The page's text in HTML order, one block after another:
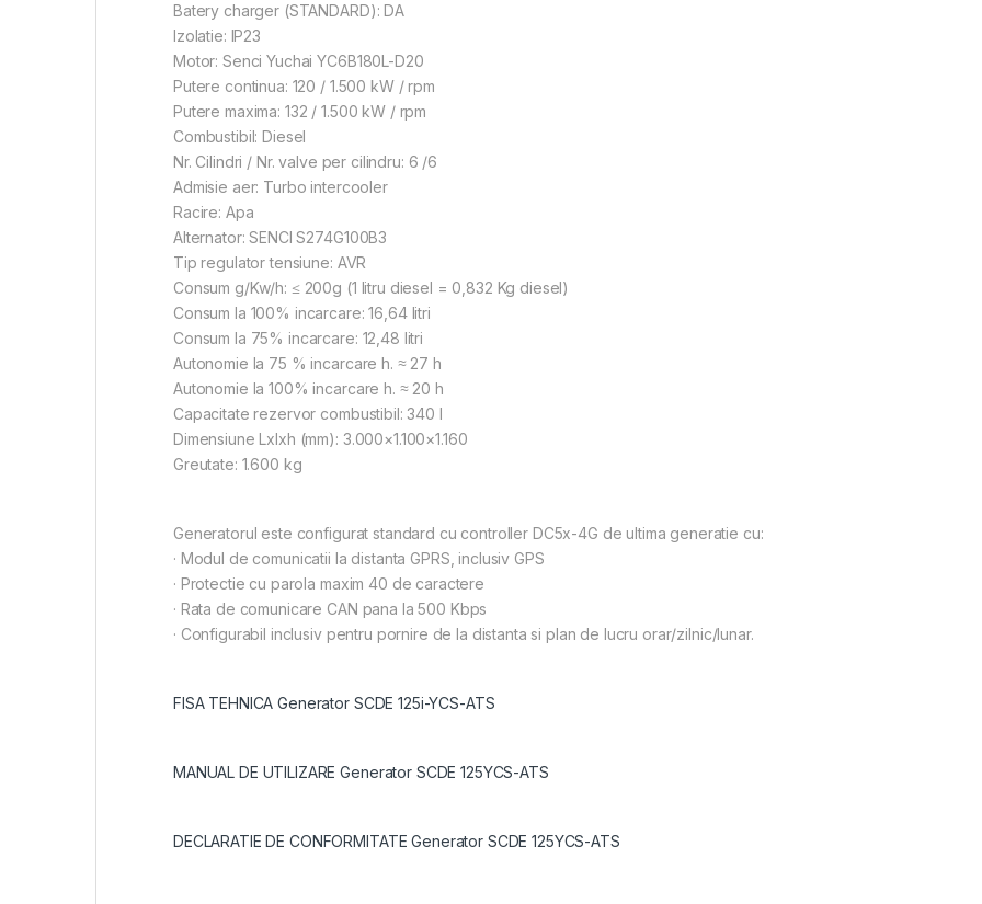
Batery charger (STANDARD): DA
Izolatie: IP23
Motor: Senci Yuchai YC6B180L-D20
Putere continua: 120 / 1.500 kW / rpm
Putere maxima: 132 / 1.500 kW / rpm
Combustibil: Diesel
Nr. Cilindri / Nr. valve per cilindru: 6 /6
Admisie aer: Turbo intercooler
Racire: Apa
Alternator: SENCI S274G100B3
Tip regulator tensiune: AVR
Consum g/Kw/h: ≤ 200g (1 litru diesel = 0,832 Kg diesel)
Consum la 100% incarcare: 16,64 litri
Consum la 75% incarcare: 12,48 litri
Autonomie la 75 % incarcare h. ≈ 27 h
Autonomie la 100% incarcare h. ≈ 20 h
Capacitate rezervor combustibil: 340 l
Dimensiune Lxlxh (mm): 3.000×1.100×1.160
Greutate: 1.600 kg
Generatorul este configurat standard cu controller DC5x-4G de ultima generatie cu:
· Modul de comunicatii la distanta GPRS, inclusiv GPS
· Protectie cu parola maxim 40 de caractere
· Rata de comunicare CAN pana la 500 Kbps
· Configurabil inclusiv pentru pornire de la distanta si plan de lucru orar/zilnic/lunar.
FISA TEHNICA Generator SCDE 125i-YCS-ATS
MANUAL DE UTILIZARE Generator SCDE 125YCS-ATS
DECLARATIE DE CONFORMITATE Generator SCDE 125YCS-ATS